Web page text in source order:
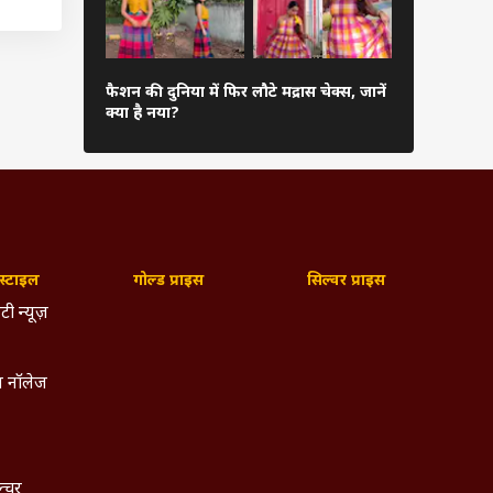
फैशन की दुनिया में फिर लौटे मद्रास चेक्स, जानें
क्या है नया?
न्यूज़
नॉलेज
गोल्ड प्राइस सिल्वर प्राइस